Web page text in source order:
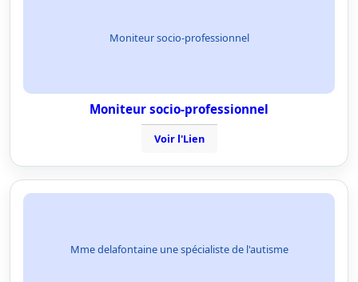
Moniteur socio-professionnel
Moniteur socio-professionnel
Voir l'Lien
Mme delafontaine une spécialiste de l'autisme